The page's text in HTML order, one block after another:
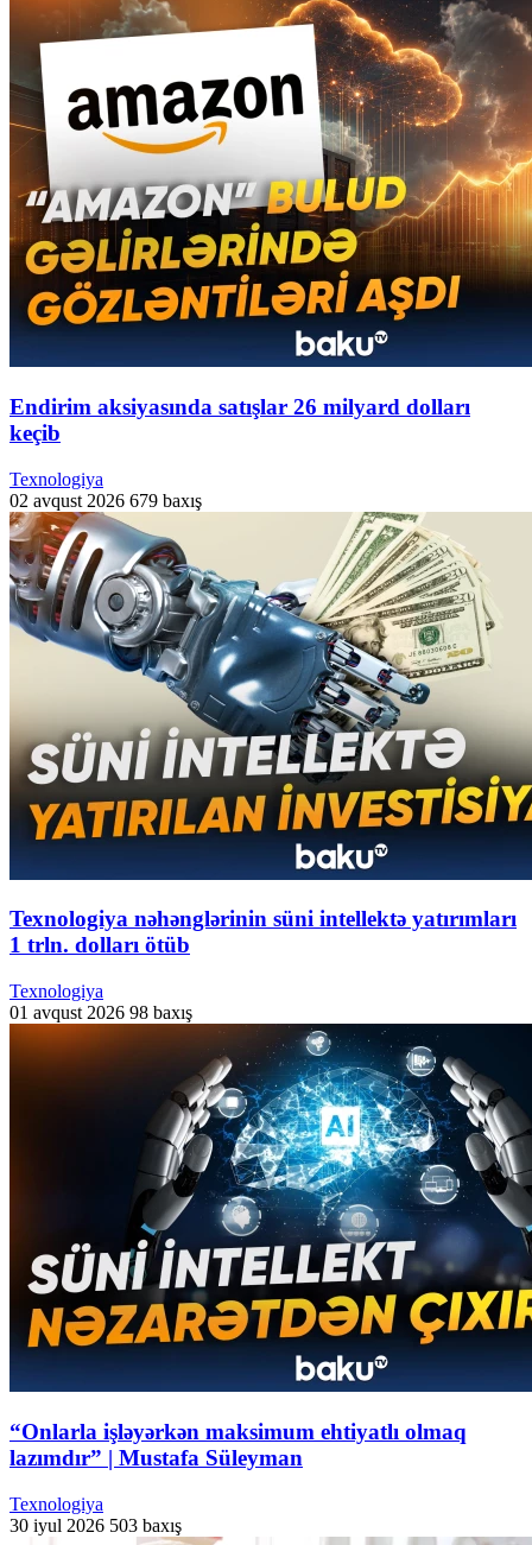
Endirim aksiyasında satışlar 26 milyard dolları
keçib
Texnologiya
02 avqust 2026 679 baxış
Texnologiya nəhənglərinin süni intellektə yatırımları
1 trln. dolları ötüb
Texnologiya
01 avqust 2026 98 baxış
“Onlarla işləyərkən maksimum ehtiyatlı olmaq
lazımdır” | Mustafa Süleyman
Texnologiya
30 iyul 2026 503 baxış